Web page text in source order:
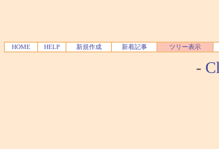
HOME HELP 新規作成 新着記事 ツリー表示
-